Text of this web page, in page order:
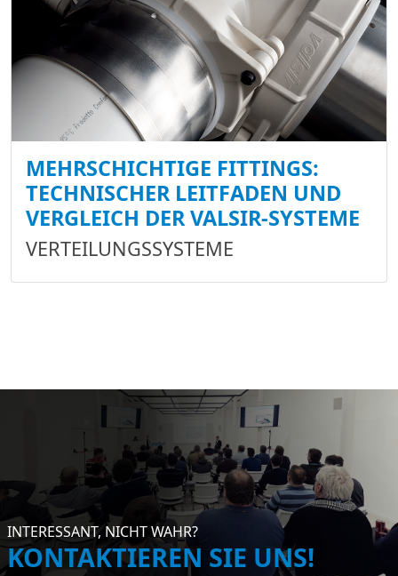
MEHRSCHICHTIGE FITTINGS:
TECHNISCHER LEITFADEN UND
VERGLEICH DER VALSIR-SYSTEME
VERTEILUNGSSYSTEME
INTERESSANT, NICHT WAHR?
KONTAKTIEREN SIE UNS!